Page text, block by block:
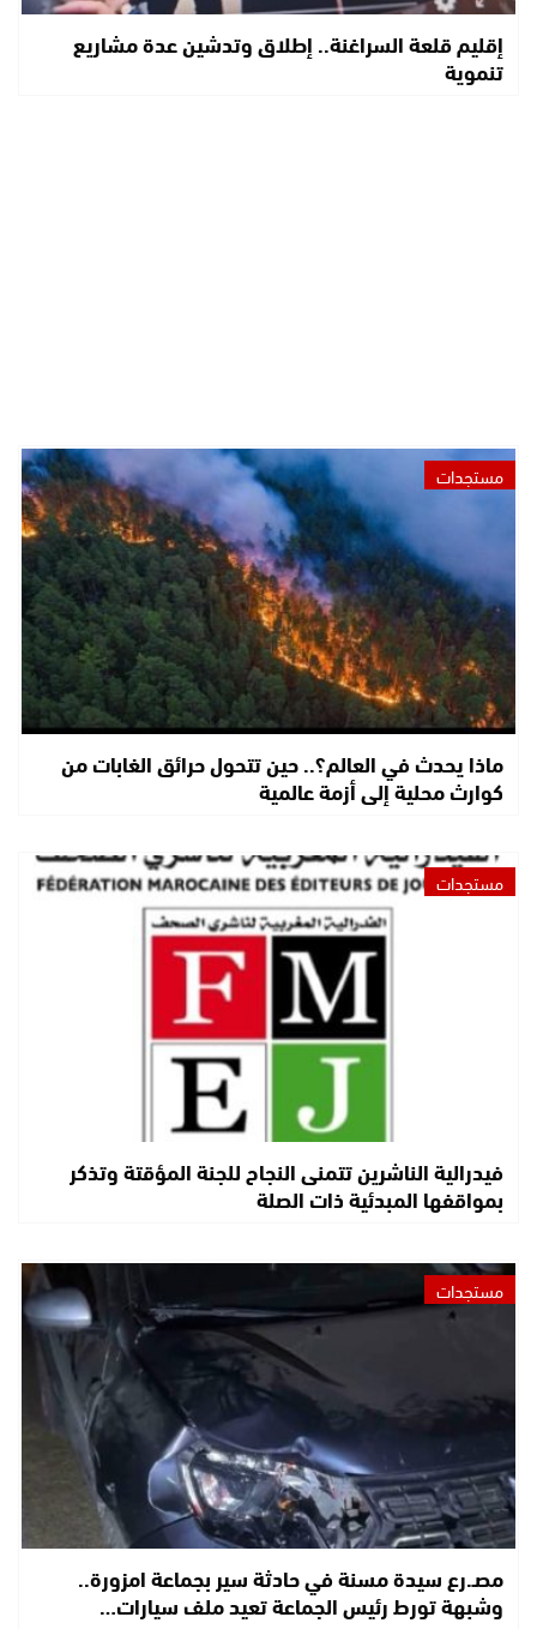
إقليم قلعة السراغنة.. إطلاق وتدشين عدة مشاريع
تنموية
مستجدات
ماذا يحدث في العالم؟.. حين تتحول حرائق الغابات من
كوارث محلية إلى أزمة عالمية
مستجدات
فيدرالية الناشرين تتمنى النجاح للجنة المؤقتة وتذكر
بمواقفها المبدئية ذات الصلة
مستجدات
مصـ.رع سيدة مسنة في حادثة سير بجماعة امزورة..
وشبهة تورط رئيس الجماعة تعيد ملف سيارات…